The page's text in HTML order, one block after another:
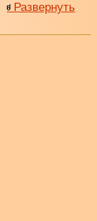
Развернуть